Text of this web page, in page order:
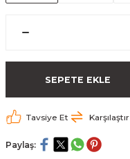
SEPETE EKLE
Tavsiye Et Karşılaştır
Paylaş: